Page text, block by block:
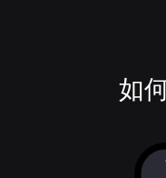
如